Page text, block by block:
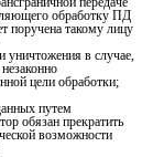
обработку ПД
поручена такому лицу
уничтожения в случае,
цели обработки;
путем
обязан прекратить
возможности